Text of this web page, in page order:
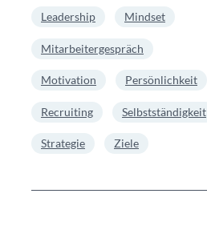
Leadership Mindset
Mitarbeitergespräch
Motivation Persönlichkeit
Recruiting Selbstständigkeit
Strategie Ziele